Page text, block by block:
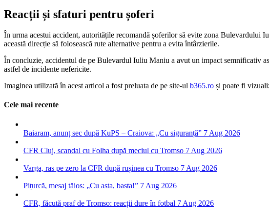
Reacții și sfaturi pentru șoferi
În urma acestui accident, autoritățile recomandă șoferilor să evite zona Bulevardului
această direcție să folosească rute alternative pentru a evita întârzierile.
În concluzie, accidentul de pe Bulevardul Iuliu Maniu a avut un impact semnificativ
astfel de incidente nefericite.
Imaginea utilizată în acest articol a fost preluata de pe site-ul b365.ro și poate fi
Cele mai recente
Baiaram, anunț sec după KuPS – Craiova: „Cu siguranță” 7 Aug 2026
CFR Cluj, scandal cu Folha după meciul cu Tromso 7 Aug 2026
Varga, ras pe zero la CFR după rușinea cu Tromso 7 Aug 2026
Pițurcă, mesaj tăios: „Cu asta, basta!” 7 Aug 2026
CFR, făcută praf de Tromso: reacții dure în fotbal 7 Aug 2026